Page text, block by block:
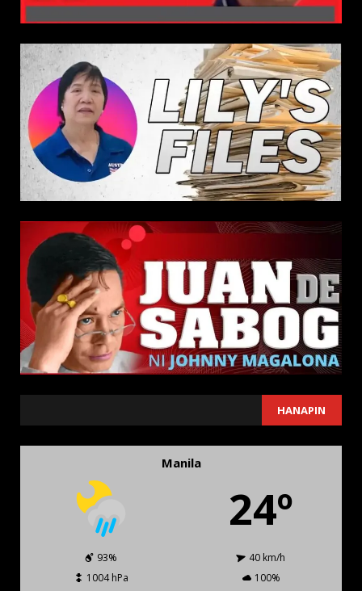
HANAPIN
Manila
24º
93%
40 km/h
1004 hPa
100%